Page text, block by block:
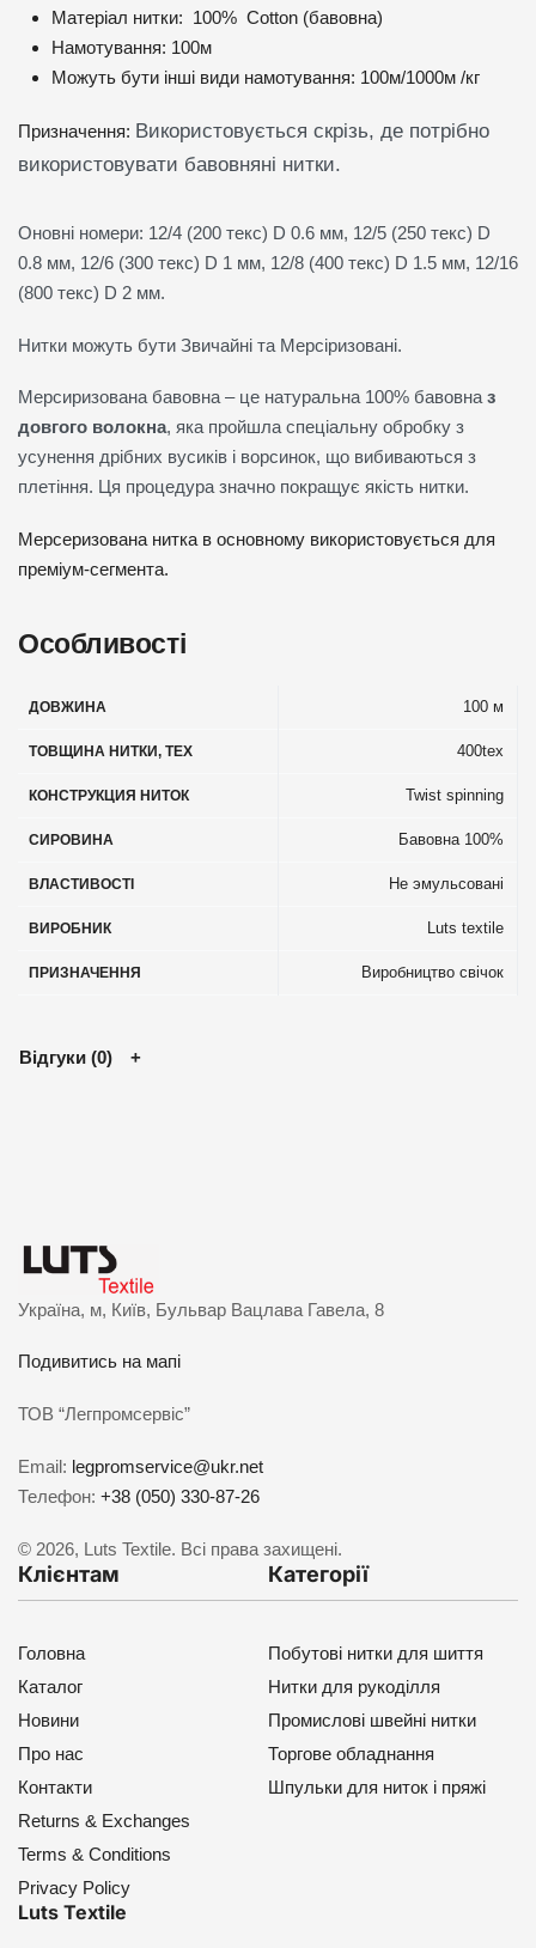
Матеріал нитки: 100% Cotton (бавовна)
Намотування: 100м
Можуть бути інші види намотування: 100м/1000м /кг
Призначення: Використовується скрізь, де потрібно
використовувати бавовняні нитки.
Оновні номери: 12/4 (200 текс) D 0.6 мм, 12/5 (250 текс) D
0.8 мм, 12/6 (300 текс) D 1 мм, 12/8 (400 текс) D 1.5 мм, 12/16
(800 текс) D 2 мм.
Нитки можуть бути Звичайні та Мерсіризовані.
Мерсиризована бавовна – це натуральна 100% бавовназ
довгого волокна, яка пройшла спеціальну обробку з
усунення дрібних вусиків і ворсинок, що вибиваються з
плетіння. Ця процедура значно покращує якість нитки.
Мерсеризована нитка в основному використовується для
преміум-сегмента.
Особливості
ДОВЖИНА 100 м
ТОВЩИНА НИТКИ, TEX 400tex
КОНСТРУКЦИЯ НИТОК Twist spinning
СИРОВИНА Бавовна 100%
ВЛАСТИВОСТІ Не эмульсовані
ВИРОБНИК Luts textile
ПРИЗНАЧЕННЯ Виробництво свічок
Відгуки (0)
Україна, м, Київ, Бульвар Вацлава Гавела, 8
Подивитись на мапі
ТОВ “Легпромсервіс”
Email: legpromservice@ukr.net
Телефон: +38 (050) 330-87-26
© 2026, Luts Textile. Всі права захищені.
Клієнтам
Головна
Каталог
Новини
Про нас
Контакти
Returns & Exchanges
Terms & Conditions
Privacy Policy
Категорії
Побутові нитки для шиття
Нитки для рукоділля
Промислові швейні нитки
Торгове обладнання
Шпульки для ниток і пряжі
Luts Textile